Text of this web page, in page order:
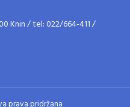
Knin / tel: 022/664-411 /
prava pridržana